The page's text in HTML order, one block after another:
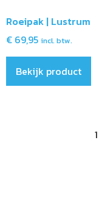
Roeipak | Lustrum
€ 69,95 incl. btw.
Bekijk product
1